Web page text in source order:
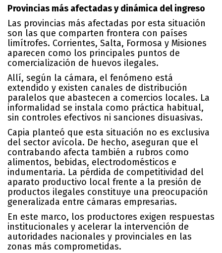
Provincias más afectadas y dinámica del ingreso
Las provincias más afectadas por esta situación
son las que comparten frontera con países
limítrofes. Corrientes, Salta, Formosa y Misiones
aparecen como los principales puntos de
comercialización de huevos ilegales.
Allí, según la cámara, el fenómeno está
extendido y existen canales de distribución
paralelos que abastecen a comercios locales. La
informalidad se instala como práctica habitual,
sin controles efectivos ni sanciones disuasivas.
Capia planteó que esta situación no es exclusiva
del sector avícola. De hecho, aseguran que el
contrabando afecta también a rubros como
alimentos, bebidas, electrodomésticos e
indumentaria. La pérdida de competitividad del
aparato productivo local frente a la presión de
productos ilegales constituye una preocupación
generalizada entre cámaras empresarias.
En este marco, los productores exigen respuestas
institucionales y acelerar la intervención de
autoridades nacionales y provinciales en las
zonas más comprometidas.